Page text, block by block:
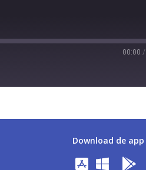
00:00 /
Download de app